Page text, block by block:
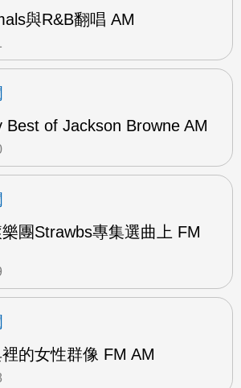
與R&B翻唱 AM
Best of Jackson Browne AM
團Strawbs專集選曲上 FM
的女性群像 FM AM